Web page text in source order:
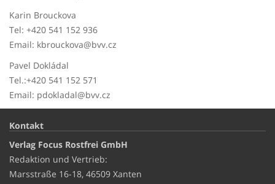
Karin Brouckova
Tel: +420 541 152 936
Email: kbrouckova@bvv.cz
Pavel Dokládal
Tel.:+420 541 152 571
Email: pdokladal@bvv.cz
Kontakt
Verlag Focus Rostfrei GmbH
Redaktion und Vertrieb:
Marsstraße 16-18, 46509 Xanten